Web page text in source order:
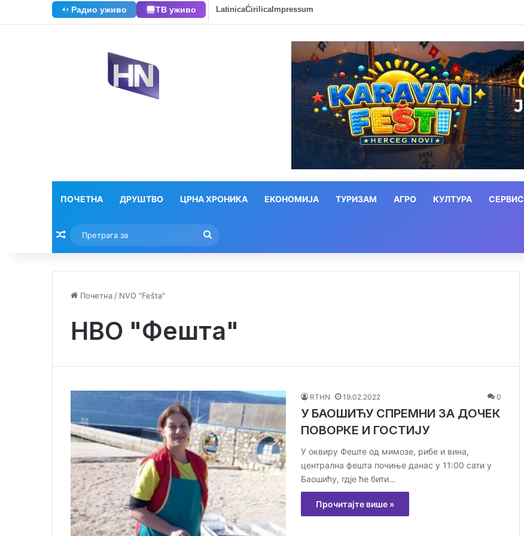
Радио уживо ТВ уживо LatinicaĆirilicaImpressum
ПОЧЕТНА ДРУШТВО ЦРНА ХРОНИКА ЕКОНОМИЈА ТУРИЗАМ АГРО КУЛТУРА СЕРВИС
Насумични текстови
за
Почетна / NVO "Fešta"
НВО "Фешта"
RTHN 19.02.2022 0
У БАОШИЋУ СПРЕМНИ ЗА ДОЧЕК
ПОВОРКЕ И ГОСТИЈУ
У оквиру Феште од мимозе, рибе и вина,
централна фешта почиње данас у 11:00 сати у
Баошићу, гдје ће бити…
Прочитајте више »